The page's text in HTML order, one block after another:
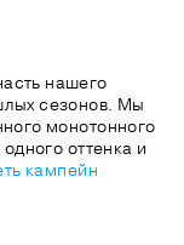
нашего
сезонов. Мы
монотонного
оттенка и
кампейн